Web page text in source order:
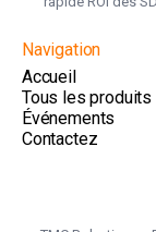
Navigation
Accueil
Tous les produits
Événements
Contactez